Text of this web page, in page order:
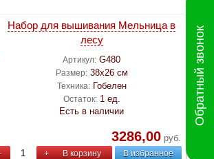
Набор для вышивания Мельница в
лесу
Артикул: G480
Размер: 38х26 см
Техника: Гобелен
Остаток: 1 ед.
Есть в наличии
3286,00руб.
+ В корзину В избранное
Обратный звонок